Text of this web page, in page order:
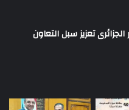
تعزيز سبل التعاون